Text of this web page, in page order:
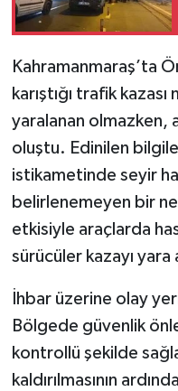
Kahramanmaraş’ta
karıştığı trafik
yaralanan olmazken,
oluştu. Edinilen
istikametinde seyir
belirlenemeyen bir
etkisiyle araçlarda
sürücüler kazayı
İhbar üzerine olay
Bölgede güvenlik
kontrollü şekilde
kaldırılmasının